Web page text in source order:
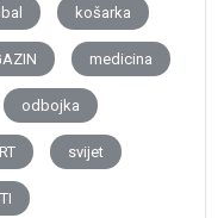
košarka
medicina
odbojka
svijet